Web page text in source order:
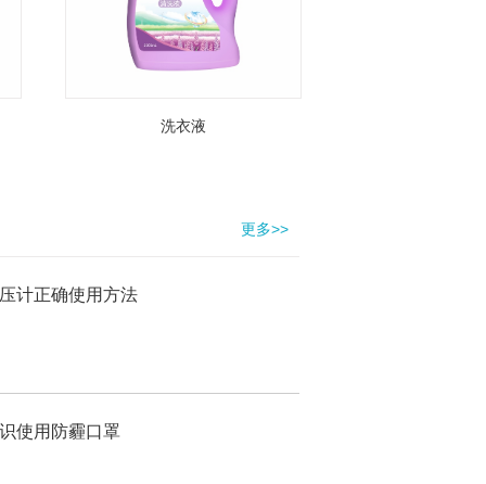
洗衣液
更多>>
计正确使用方法
使用防霾口罩